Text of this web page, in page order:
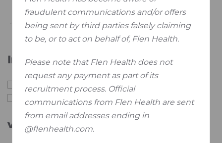
Info
Office
Distribution
votre contact pour Algeria
fraudulent communications and/or offers
being sent by third parties falsely claiming
to be, or to act on behalf of, Flen Health.
Please note that Flen Health does not
request any payment as part of its
recruitment process. Official
communications from Flen Health are sent
from email addresses ending in
@flenhealth.com.